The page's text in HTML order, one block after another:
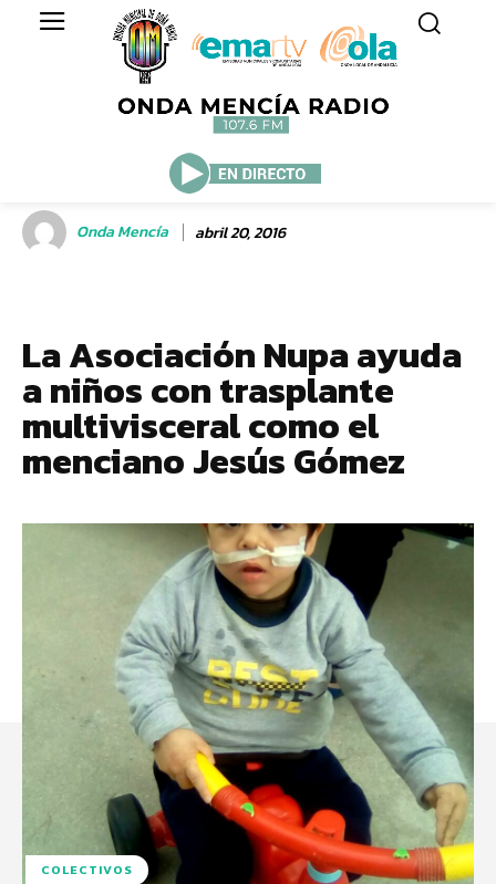
Onda Mencía abril 20, 2016
La Asociación Nupa ayuda
a niños con trasplante
multivisceral como el
menciano Jesús Gómez
COLECTIVOS